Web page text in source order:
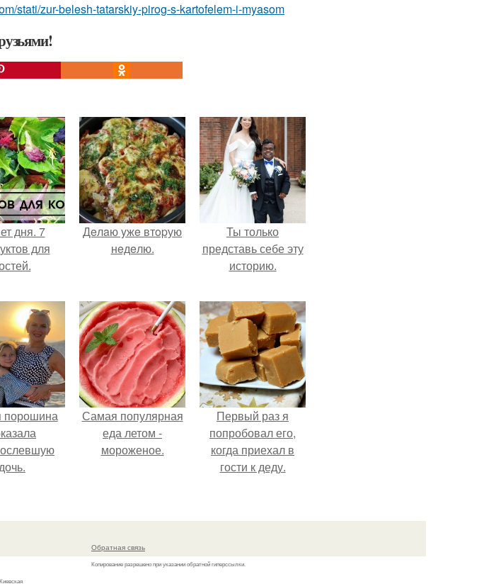
stati/zur-belesh-tatarskiy-pirog-s-kartofelem-i-myasom
дня. 7
для
Дeлaю yжe втopую
нeдeлю.
Ты только
представь себе эту
историю.
порошина
Самая популярная
еда летом -
мороженое.
Первый раз я
попробовал его,
когда приехал в
гости к деду.
Обратная связь
Копирование разрешено при указании обратной гиперссылки.